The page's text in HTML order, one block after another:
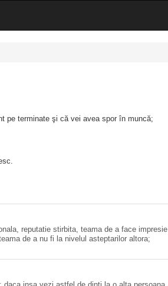
pe terminate şi că vei avea spor în muncă;
reputatie stirbita, teama de a face impresie
de a nu fi la nivelul asteptarilor altora;